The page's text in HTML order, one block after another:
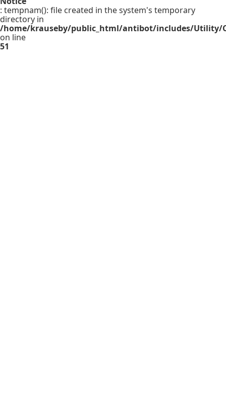
: tempnam(): file created in the system's temporary
directory in
/home/krauseby/public_html/antibot/includes/Utility/
on line
51